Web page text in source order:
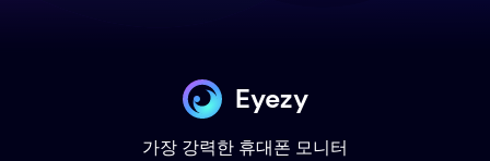
Eyezy
가장 강력한 휴대폰 모니터